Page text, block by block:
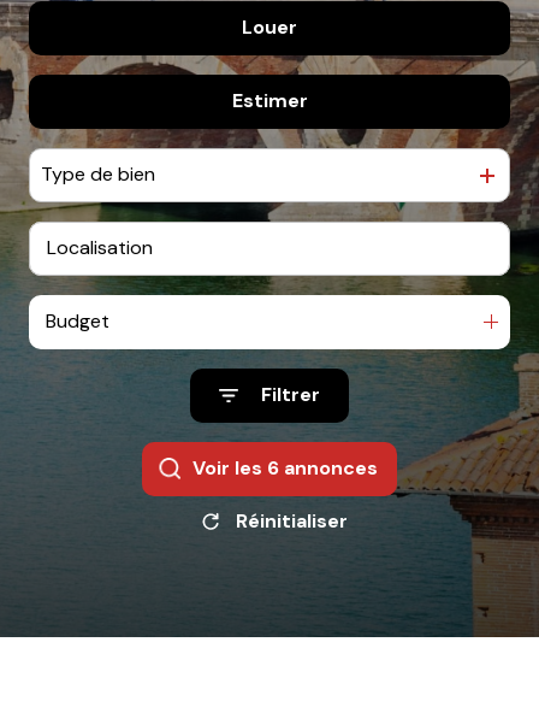
De l'immo pro
Louer
De l'immo pro
Estimer
Type de bien
Budget
Filtrer
Voir les 6 annonces
Réinitialiser